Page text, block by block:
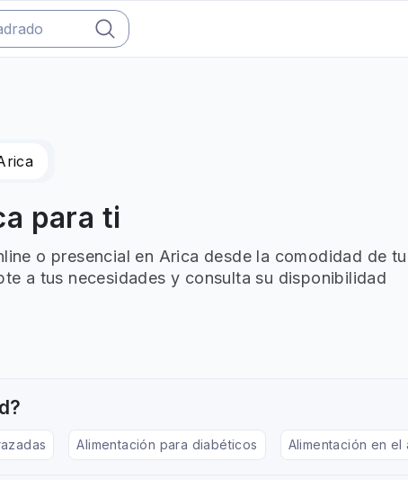
para ti
o presencial en Arica desde la comodidad de tu
a tus necesidades y consulta su disponibilidad
Alimentación para diabéticos Alimentación en el